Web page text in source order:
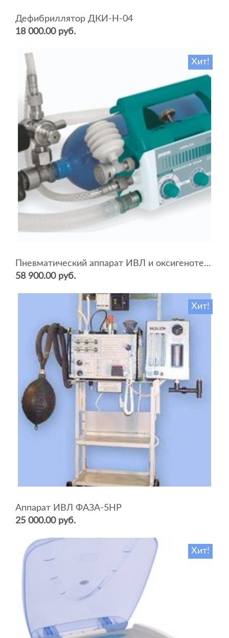
Дефибриллятор ДКИ-Н-04
18 000.00 руб.
Хит!
Пневматический аппарат ИВЛ и оксигенотерапии портативный АИВЛп-2/20-«ТМТ»
58 900.00 руб.
Хит!
Аппарат ИВЛ ФАЗА-5НР
25 000.00 руб.
Хит!